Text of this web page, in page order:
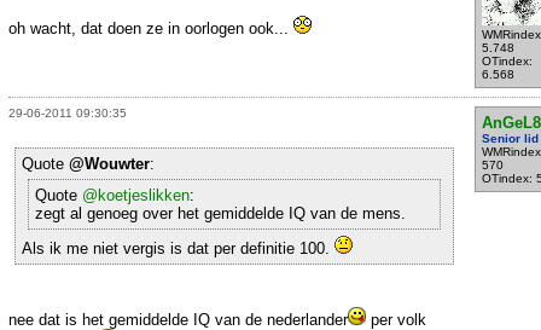
5.748
OTindex:
6.568
oh wacht, dat doen ze in oorlogen ook...
29-06-2011 09:30:35
Senior lid
570
OTindex:
Quote @Wouwter:
Quote @koetjeslikken:
zegt al genoeg over het gemiddelde IQ van de mens.
Als ik me niet vergis is dat per definitie 100.
nee dat is het gemiddelde IQ van de nederlander
per volk